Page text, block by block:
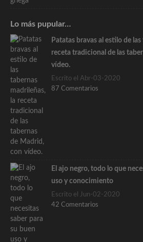
Lo más pupular…
Patatas bravas al estilo de
receta tradicional de las
vídeo.
Escrito el Abr-03-2020
87 Comentarios
El ajo negro, todo lo que
uso y conocimiento
Escrito el Jun-02-2020
42 Comentarios